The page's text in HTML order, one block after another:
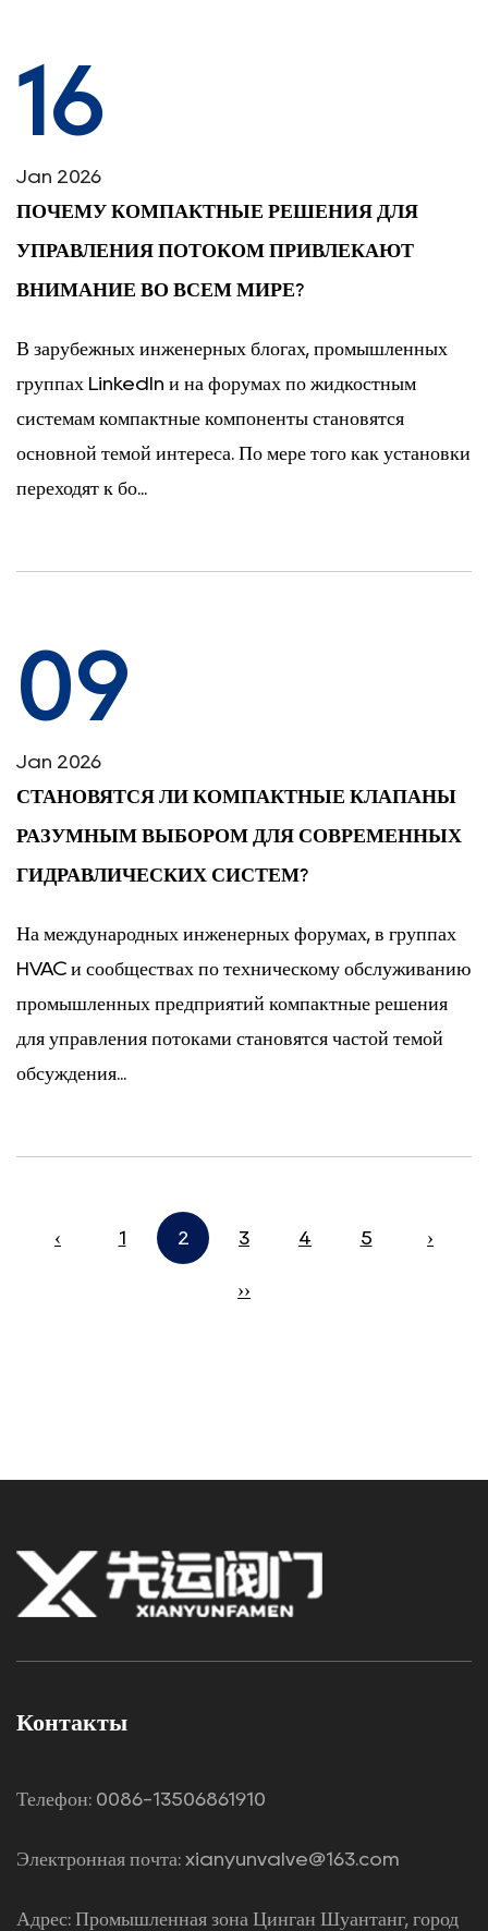
16
Jan 2026
ПОЧЕМУ КОМПАКТНЫЕ РЕШЕНИЯ ДЛЯ
УПРАВЛЕНИЯ ПОТОКОМ ПРИВЛЕКАЮТ
ВНИМАНИЕ ВО ВСЕМ МИРЕ?
В зарубежных инженерных блогах, промышленных
группах LinkedIn и на форумах по жидкостным
системам компактные компоненты становятся
основной темой интереса. По мере того как установки
переходят к бо...
09
Jan 2026
СТАНОВЯТСЯ ЛИ КОМПАКТНЫЕ КЛАПАНЫ
РАЗУМНЫМ ВЫБОРОМ ДЛЯ СОВРЕМЕННЫХ
ГИДРАВЛИЧЕСКИХ СИСТЕМ?
На международных инженерных форумах, в группах
HVAC и сообществах по техническому обслуживанию
промышленных предприятий компактные решения
для управления потоками становятся частой темой
обсуждения...
‹ 1 2 3 4 5 ›
››
Контакты
Телефон: 0086-13506861910
Электронная почта: xianyunvalve@163.com
Адрес: Промышленная зона Цинган Шуантанг, город